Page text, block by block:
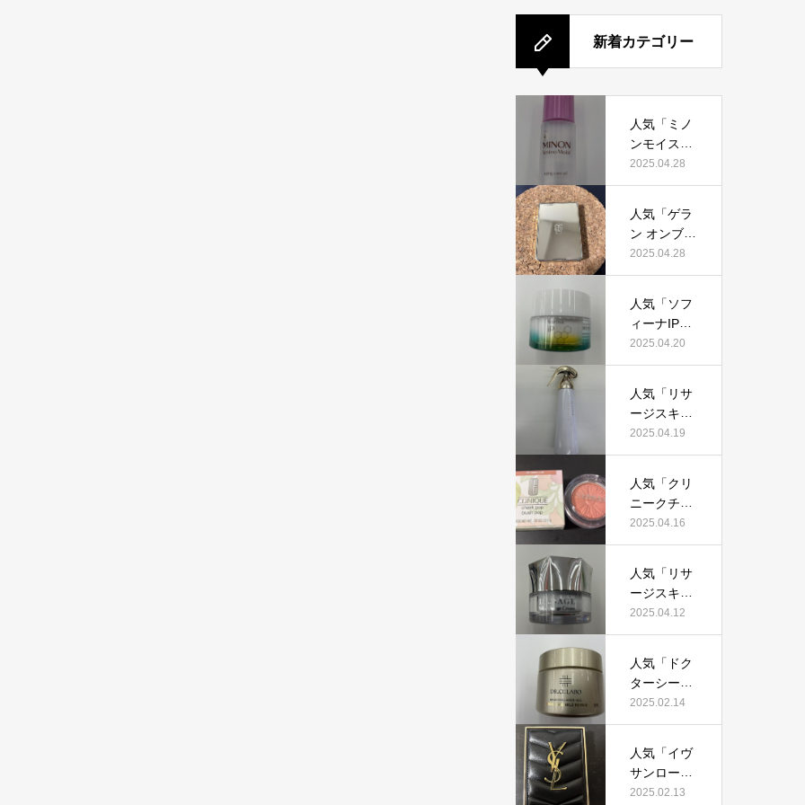
新着カテゴリー
人気「ミノ
ンモイスト
エイジング
ケアオイ
当におすす
め？美容マ
ニアが実際
コミを検
証！
2025.04.28
人気「ゲラ
ン オンブル
ジェオーラ
グロウ」っ
すすめ？美
容マニアの
私が実際使
コミを検
証！
2025.04.28
人気「ソフ
ィーナIPゴ
ールデンタ
イムリペア
リーム」っ
て本当にお
すすめ？美
実際使用し
て口コミを
検証！
2025.04.20
人気「リサ
ージスキン
メインテナ
イザーD
当におすす
め？美容マ
ニアの私が
て、口コミ
を検証！
2025.04.19
人気「クリ
ニークチー
クポップ」
って本当に
美容マニア
が実際使用
して口コミ
2025.04.16
人気「リサ
ージスキン
チェンジク
リーム」っ
すすめ？美
容マニアが
実際使用し
検証！
2025.04.12
人気「ドク
ターシーラ
ボ薬用アク
アコラーゲ
リッチリン
クルリペ
ア」って本
2025.02.14
人気「イヴ
サンローラ
ン クチュー
2025.02.13